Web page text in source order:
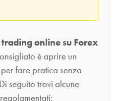
trading online su Forex
è aprire un
per fare pratica senza
seguito trovi alcune